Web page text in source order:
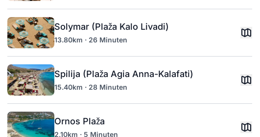
Solymar (Plaža Kalo Livadi)
13.80km · 26 Minuten
Spilija (Plaža Agia Anna-Kalafati)
15.40km · 28 Minuten
Ornos Plaža
2.10km · 5 Minuten